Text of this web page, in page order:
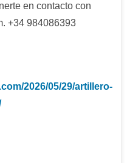
en contacto con
+34 984086393
2026/05/29/artillero-